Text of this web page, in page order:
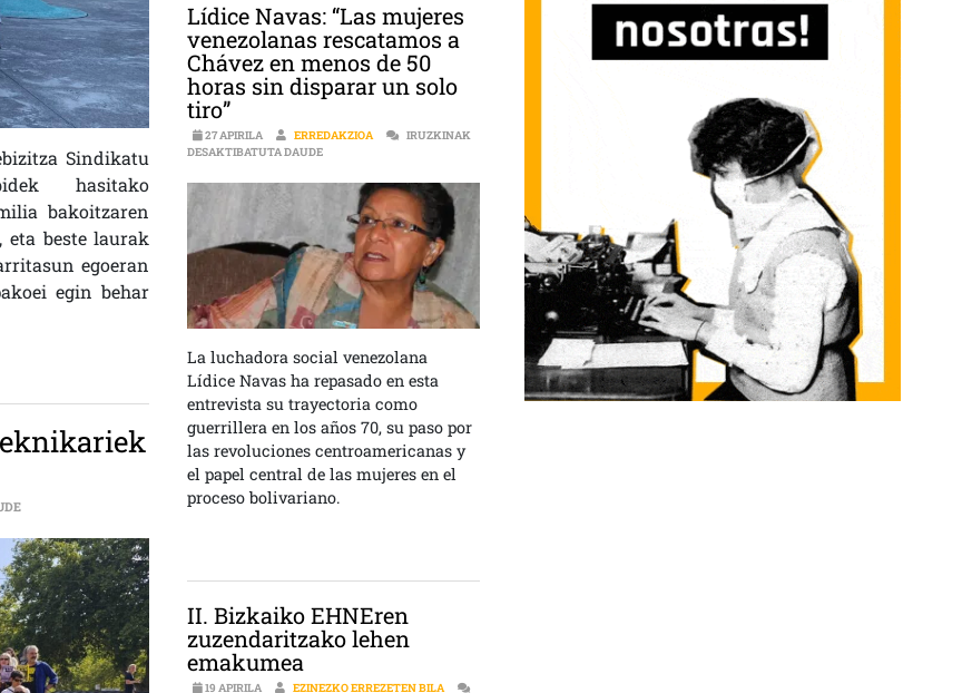
Sindikatu
hasitako
bakoitzaren
eta beste laurak
egoeran
egin behar
GREBA EGINGO DUTE IKUS ENTZUNEKO TEKNIKARIEK ABUZTUAREN 5EAN SARRERAN
Lídice Navas: “Las mujeres
venezolanas rescatamos a
Chávez en menos de 50
horas sin disparar un solo
tiro”
27 APIRILA ERREDAKZIOA
IRUZKINAK
DESAKTIBATUTA DAUDE
LÍDICE NAVAS: “LAS MUJERES VENEZOLANAS RESCATAMOS A CHÁVEZ EN MENOS DE 50 HORAS SIN DISPARAR UN
La luchadora social venezolana
Lídice Navas ha repasado en esta
entrevista su trayectoria como
guerrillera en los años 70, su paso por
las revoluciones centroamericanas y
el papel central de las mujeres en el
proceso bolivariano.
II. Bizkaiko EHNEren
zuzendaritzako lehen
emakumea
19 APIRILA EZINEZKO ERREZETEN BILA